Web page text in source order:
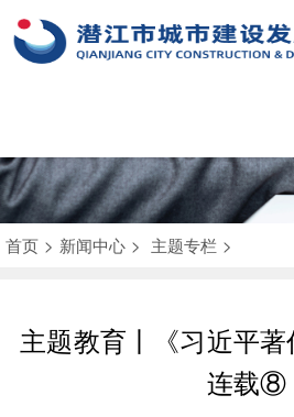
首页 > 新闻中心 > 主题专栏 >
主题教育丨《习近平
连载⑧